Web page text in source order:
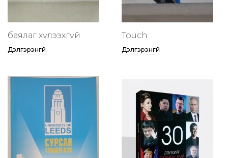
баялаг хүлээхгүй
Дэлгэрэнгүй
Touch
Дэлгэрэнгүй